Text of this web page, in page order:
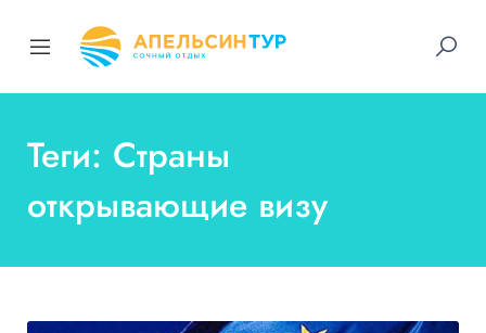
Теги: Страны
открывающие визу